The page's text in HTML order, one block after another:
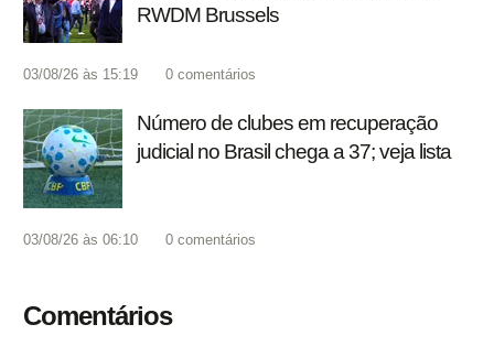
RWDM Brussels
03/08/26 às 15:19 0 comentários
Número de clubes em recuperação
judicial no Brasil chega a 37; veja lista
03/08/26 às 06:10 0 comentários
Comentários